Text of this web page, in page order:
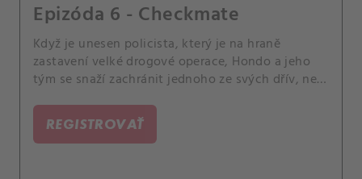
Epizóda 6 - Checkmate
Když je unesen policista, který je na hraně
zastavení velké drogové operace, Hondo a jeho
tým se snaží zachránit jednoho ze svých dřív, než
změnami v Hicksově chování.
REGISTROVAŤ